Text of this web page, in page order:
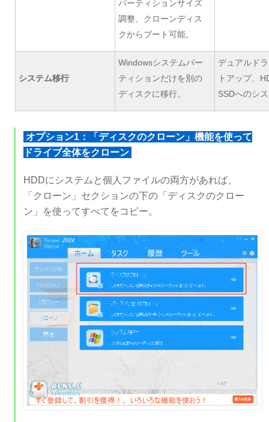
パーティションサイズ
調整、クローンディス
クからブート可能。
システム移行
Windowsシステムパー
ティションだけを別の
ディスクに移行。
デュアルド
トアップ、
SSDへのシ
オプション1：「ディスクのクローン」機能を使って
ドライブ全体をクローン
HDDにシステムと個人ファイルの両方があれば、
「クローン」セクションの下の「ディスクのクロー
ン」を使ってすべてをコピー。